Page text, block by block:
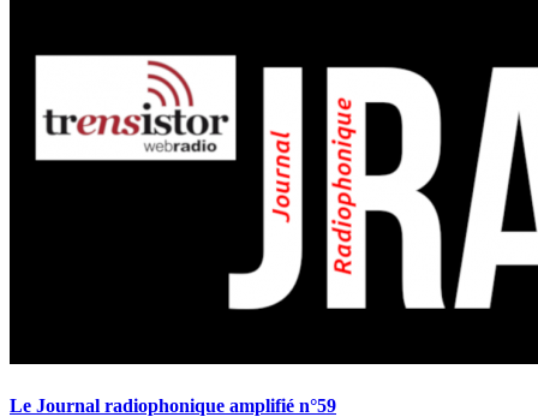
Le Journal radiophonique amplifié n°59